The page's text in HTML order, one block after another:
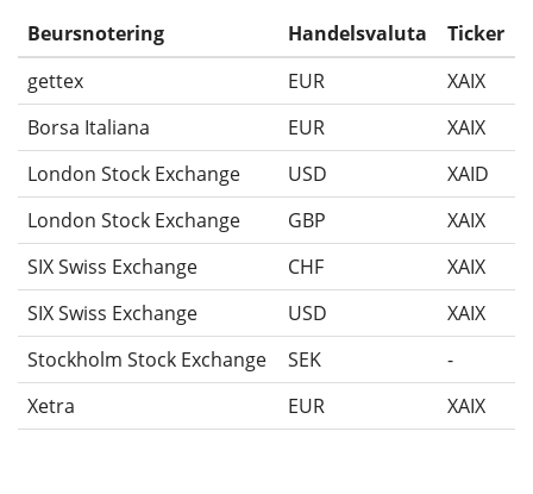
Beursnotering Handelsvaluta
Ticker
gettex
EUR
XAIX
Borsa Italiana
EUR
XAIX
London Stock Exchange
USD
XAID
London Stock Exchange
GBP
XAIX
SIX Swiss Exchange
CHF
XAIX
SIX Swiss Exchange
USD
XAIX
Stockholm Stock Exchange
SEK
-
Xetra
EUR XAIX